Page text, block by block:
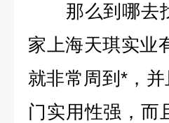
那么到哪去
家上海天琪实业
就非常周到*，
门实用性强，而